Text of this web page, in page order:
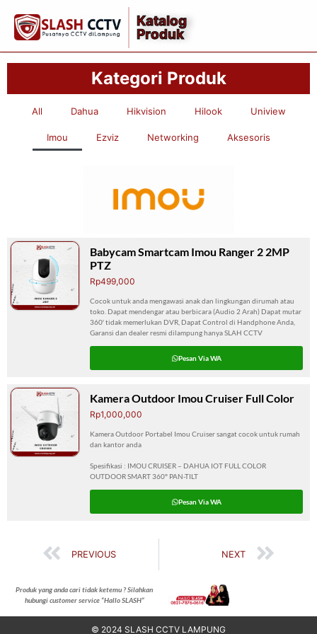
Katalog
Produk
Kategori Produk
All Dahua Hikvision Hilook Uniview
Imou Ezviz Networking Aksesoris
Babycam Smartcam Imou Ranger 2 2MP
PTZ
Rp499,000
Cocok untuk anda mengawasi anak dan lingkungan dirumah atau
toko. Dapat mendengar atau berbicara (Audio 2 Arah) Dapat mutar
360′ tidak memerlukan DVR, Dapat Control di Handphone Anda,
Garansi dan dealer resmi dilampung hanya SLAH CCTV
Pesan Via WA
Kamera Outdoor Imou Cruiser Full Color
Rp1,000,000
Kamera Outdoor Portabel Imou Cruiser sangat cocok untuk rumah
dan kantor anda
Spesifikasi : IMOU CRUISER – DAHUA IOT FULL COLOR
OUTDOOR SMART 360° PAN-TILT
Pesan Via WA
PREVIOUS NEXT
Produk yang anda cari tidak ketemu ? Silahkan
hubungi customer service “Hallo SLASH”
© 2024 SLASH CCTV LAMPUNG